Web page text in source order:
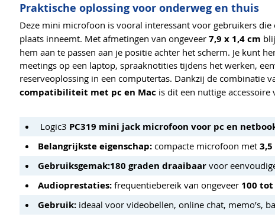
Praktische oplossing voor onderweg en thuis
Deze mini microfoon is vooral interessant voor gebruikers die
plaats inneemt. Met afmetingen van ongeveer 7,9 x 1,4 cm
hem aan te passen aan je positie achter het scherm. Je kunt
meetings op een laptop, spraaknotities tijdens het werken,
reserveoplossing in een computertas. Dankzij de combinatie
compatibiliteit met pc en Mac is dit een nuttige
Logic3 PC319 mini jack microfoon voor pc en
Belangrijkste eigenschap: compacte microfoon met
Gebruiksgemak:180 graden draaibaar voor
Audioprestaties: frequentiebereik van ongeveer 100 tot
Gebruik: ideaal voor videobellen, online chat, memo’s,